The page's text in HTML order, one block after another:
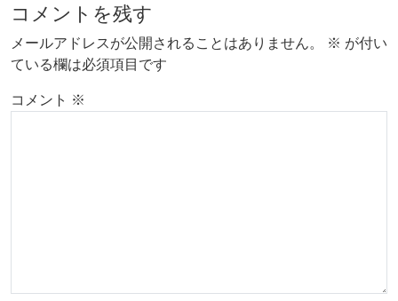
コメントを残す
メールアドレスが公開されることはありません。 ※ が付い
ている欄は必須項目です
コメント ※